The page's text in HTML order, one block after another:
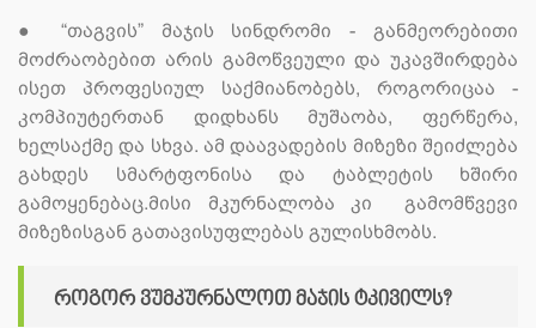
●
“თაგვის” მაჯის სინდრომი - განმეორებითი
მოძრაობებით არის გამოწვეული და უკავშირდება
ისეთ პროფესიულ საქმიანობებს, როგორიცაა -
კომპიუტერთან დიდხანს მუშაობა, ფერწერა,
ხელსაქმე და სხვა. ამ დაავადების მიზეზი შეიძლება
გახდეს სმარტფონისა და ტაბლეტის ხშირი
გამოყენებაც.მისი მკურნალობა კი გამომწვევი
მიზეზისგან გათავისუფლებას გულისხმობს.
როგორ ვუმკურნალოთ მაჯის ტკივილს?